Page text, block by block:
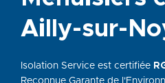
Ailly-sur-
Isolation Service est certifiée